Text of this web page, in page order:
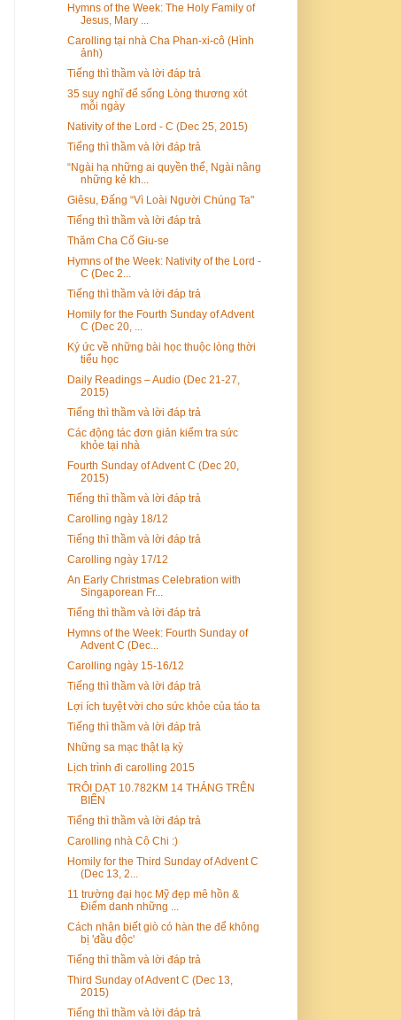
Hymns of the Week: The Holy Family of
Jesus, Mary ...
Carolling tại nhà Cha Phan-xi-cô (Hình
ảnh)
Tiếng thì thầm và lời đáp trả
35 suy nghĩ để sống Lòng thương xót
mỗi ngày
Nativity of the Lord - C (Dec 25, 2015)
Tiếng thì thầm và lời đáp trả
“Ngài hạ những ai quyền thế, Ngài nâng
những kẻ kh...
Giêsu, Đấng “Vì Loài Người Chúng Ta"
Tiếng thì thầm và lời đáp trả
Thăm Cha Cố Giu-se
Hymns of the Week: Nativity of the Lord -
C (Dec 2...
Tiếng thì thầm và lời đáp trả
Homily for the Fourth Sunday of Advent
C (Dec 20, ...
Ký ức về những bài học thuộc lòng thời
tiểu học
Daily Readings – Audio (Dec 21-27,
2015)
Tiếng thì thầm và lời đáp trả
Các động tác đơn giản kiểm tra sức
khỏe tại nhà
Fourth Sunday of Advent C (Dec 20,
2015)
Tiếng thì thầm và lời đáp trả
Carolling ngày 18/12
Tiếng thì thầm và lời đáp trả
Carolling ngày 17/12
An Early Christmas Celebration with
Singaporean Fr...
Tiếng thì thầm và lời đáp trả
Hymns of the Week: Fourth Sunday of
Advent C (Dec...
Carolling ngày 15-16/12
Tiếng thì thầm và lời đáp trả
Lợi ích tuyệt vời cho sức khỏe của táo ta
Tiếng thì thầm và lời đáp trả
Những sa mạc thật lạ kỳ
Lịch trình đi carolling 2015
TRÔI DẠT 10.782KM 14 THÁNG TRÊN
BIỂN
Tiếng thì thầm và lời đáp trả
Carolling nhà Cô Chi :)
Homily for the Third Sunday of Advent C
(Dec 13, 2...
11 trường đại học Mỹ đẹp mê hồn &
Điểm danh những ...
Cách nhận biết giò có hàn the để không
bị 'đầu độc'
Tiếng thì thầm và lời đáp trả
Third Sunday of Advent C (Dec 13,
2015)
Tiếng thì thầm và lời đáp trả